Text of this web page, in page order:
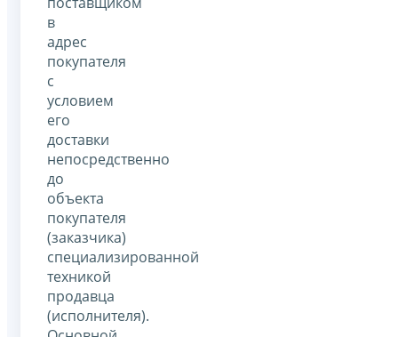
в
адрес
покупателя
с
условием
его
доставки
непосредственно
до
объекта
покупателя
(заказчика)
специализированной
техникой
продавца
(исполнителя).